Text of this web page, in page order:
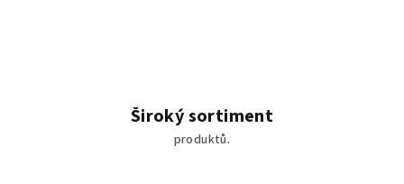
í
p
r
Široký sortiment
produktů.